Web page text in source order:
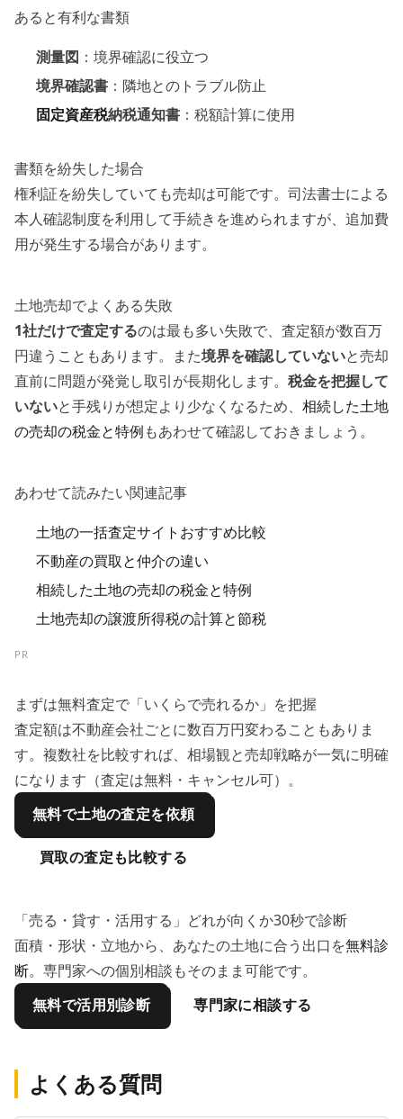
あると有利な書類
測量図 ：境界確認に役立つ
境界確認書 ：隣地とのトラブル防止
固定資産税納税通知書 ：税額計算に使用
書類を紛失した場合
権利証を紛失していても売却は可能です。司法書士による
本人確認制度を利用して手続きを進められますが、追加費
用が発生する場合があります。
土地売却でよくある失敗
1社だけで査定するのは最も多い失敗で、査定額が数百万
円違うこともあります。また境界を確認していないと売却
直前に問題が発覚し取引が長期化します。 税金を把握して
いないと手残りが想定より少なくなるため、 相続した土地
の売却の税金と特例もあわせて確認しておきましょう。
あわせて読みたい関連記事
土地の一括査定サイトおすすめ比較
不動産の買取と仲介の違い
相続した土地の売却の税金と特例
土地売却の譲渡所得税の計算と節税
PR
まずは無料査定で「いくらで売れるか」を把握
査定額は不動産会社ごとに数百万円変わることもありま
す。複数社を比較すれば、相場観と売却戦略が一気に明確
になります（査定は無料・キャンセル可）。
無料で土地の査定を依頼
買取の査定も比較する
「売る・貸す・活用する」どれが向くか30秒で診断
面積・形状・立地から、あなたの土地に合う出口を無料診
断。専門家への個別相談もそのまま可能です。
無料で活用別診断
専門家に相談する
よくある質問